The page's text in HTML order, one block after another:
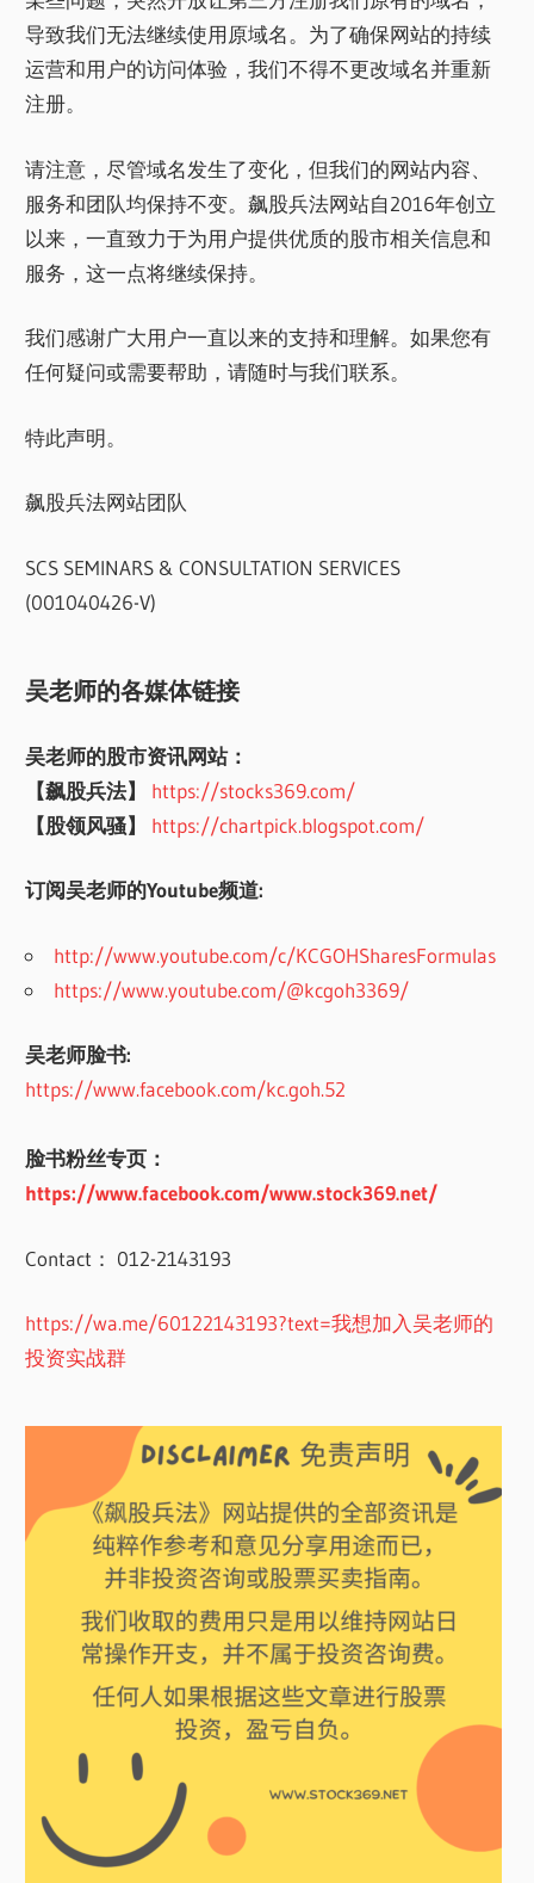
导致我们无法继续使用原域名。为了确保网站的持续
运营和用户的访问体验，我们不得不更改域名并重新
注册。
请注意，尽管域名发生了变化，但我们的网站内容、
服务和团队均保持不变。飙股兵法网站自2016年创立
以来，一直致力于为用户提供优质的股市相关信息和
服务，这一点将继续保持。
我们感谢广大用户一直以来的支持和理解。如果您有
任何疑问或需要帮助，请随时与我们联系。
特此声明。
飙股兵法网站团队
SCS SEMINARS & CONSULTATION SERVICES
(001040426-V)
吴老师的各媒体链接
吴老师的股市资讯网站：
【飙股兵法】
https://stocks369.com/
【股领风骚】
https://chartpick.blogspot.com/
订阅吴老师的Youtube频道:
http://www.youtube.com/c/KCGOHSharesFormulas
https://www.youtube.com/@kcgoh3369/
吴老师脸书:
https://www.facebook.com/kc.goh.52
脸书粉丝专页：
https://www.facebook.com/www.stock369.net/
Contact： 012-2143193
https://wa.me/60122143193?text=我想加入吴老师的
投资实战群